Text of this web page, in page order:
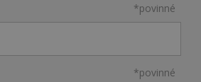
*povinné
*povinné